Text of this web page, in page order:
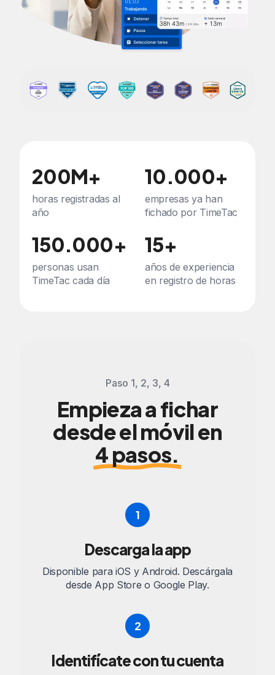
200M+
horas registradas al
año
10.000+
empresas ya han
fichado por TimeTac
150.000+
personas usan
TimeTac cada día
15+
años de experiencia
en registro de horas
Paso 1, 2, 3, 4
Empieza a fichar
desde el móvil en
4 pasos.
1
Descarga la app
Disponible para iOS y Android. Descárgala
desde App Store o Google Play.
2
Identifícate con tu cuenta